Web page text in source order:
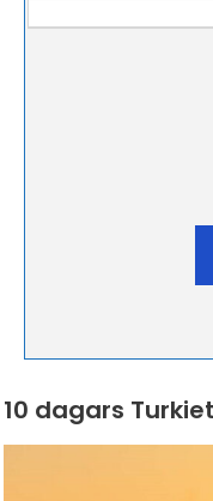
10 dagars